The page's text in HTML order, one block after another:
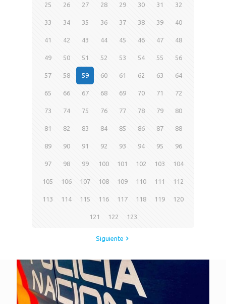
25 26 27 28 29 30 31 32
33 34 35 36 37 38 39 40
41 42 43 44 45 46 47 48
49 50 51 52 53 54 55 56
57 58 59 60 61 62 63 64
65 66 67 68 69 70 71 72
73 74 75 76 77 78 79 80
81 82 83 84 85 86 87 88
89 90 91 92 93 94 95 96
97 98 99 100 101 102 103 104
105 106 107 108 109 110 111 112
113 114 115 116 117 118 119 120
121 122 123
Siguiente